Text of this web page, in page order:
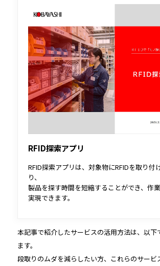
RFID探索アプリ
RFID探索アプリは、対象物にRFIDを取り付
り、
製品を探す時間を短縮することができ、作
実現できます。
本記事で紹介したサービスの活用方法は、以下
ます。
段取りのムダを減らしたい方、これらのサービ